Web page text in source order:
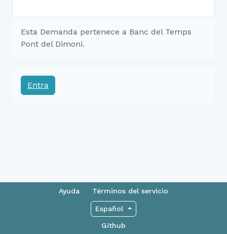
Esta Demanda pertenece a Banc del Temps
Pont del Dimoni.
Entra
Ayuda Términos del servicio
Español
Github